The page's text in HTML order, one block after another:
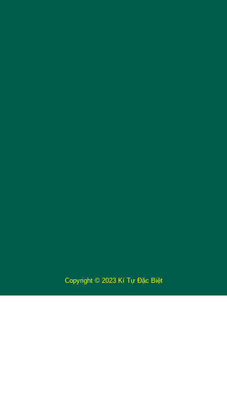
Copyright © 2023 Kí Tự Đặc Biệt